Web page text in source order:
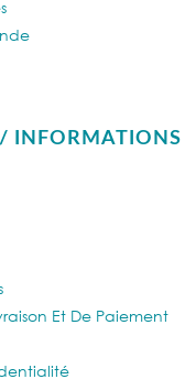
/ INFORMATIONS
Et De Paiement